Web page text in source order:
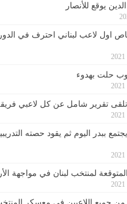
يوقع للأنصار
اول لاعب لبناني احترف في
حلت بهدوء
تقرير شامل عن كل لاعبي
ببدر اليوم ثم يقود حصته
لمنتخب لبنان في مواجهة